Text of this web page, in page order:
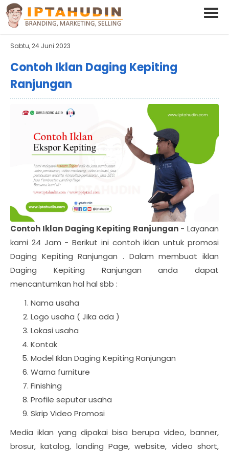
BARAND ANDA
Deskripsi Singkat Saja
Sabtu, 24 Juni 2023
Contoh Iklan Daging Kepiting
Ranjungan
Contoh Iklan Daging Kepiting Ranjungan - Layanan
kami 24 Jam - Berikut ini contoh iklan untuk promosi
Daging Kepiting Ranjungan . Dalam membuat iklan
Daging Kepiting Ranjungan anda dapat
mencantumkan hal hal sbb :
Nama usaha
Logo usaha ( Jika ada )
Lokasi usaha
Kontak
Model Iklan Daging Kepiting Ranjungan
Warna furniture
Finishing
Profile seputar usaha
Skrip Video Promosi
Media iklan yang dipakai bisa berupa video, banner,
brosur, katalog, landing Page, website, video short,